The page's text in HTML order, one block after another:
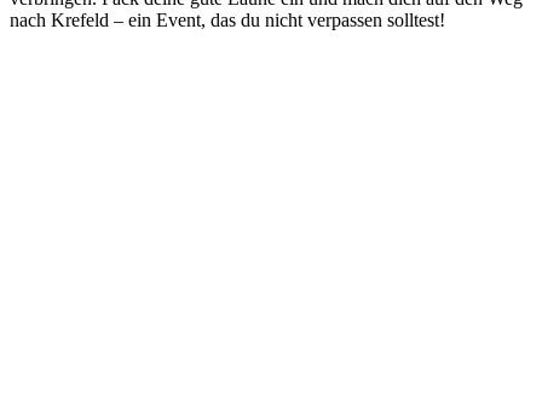
nach Krefeld – ein Event, das du nicht verpassen solltest!